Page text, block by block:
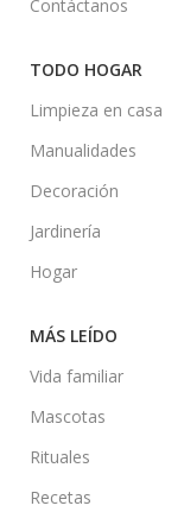
Contáctanos
TODO HOGAR
Limpieza en casa
Manualidades
Decoración
Jardinería
Hogar
MÁS LEÍDO
Vida familiar
Mascotas
Rituales
Recetas